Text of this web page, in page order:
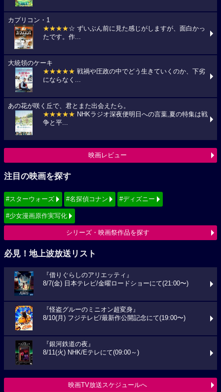
カプリコン・1
★★★★☆ ずいぶん前に見た感じがしますが、面白かっ
たです。作...
大統領のケーキ
★★★★★ 戦禍や圧政の中でどう生きていくのか、下劣
にならなく...
あの花が咲く丘で、君とまた出会えたら。
★★★★★ NHKラジオ深夜便明日への言葉,夏の特集は戦
争と平...
映画レビュー
注目の映画を探す
#スターウォーズ #名探偵コナン #ディズニー
#少女漫画原作実写化
シリーズ・映画祭作品を探す
必見！地上波放送リスト
『借りぐらしのアリエッティ』
8/7(金) 日本テレビ/金曜ロードショーにて(21:00〜)
『怪盗グルーのミニオン超変身』
8/10(月) フジテレビ/最新作公開記念にて(19:00〜)
『銀河鉄道の夜』
8/11(火) NHK/Eテレにて(09:00～)
映画TV放送スケジュールへ